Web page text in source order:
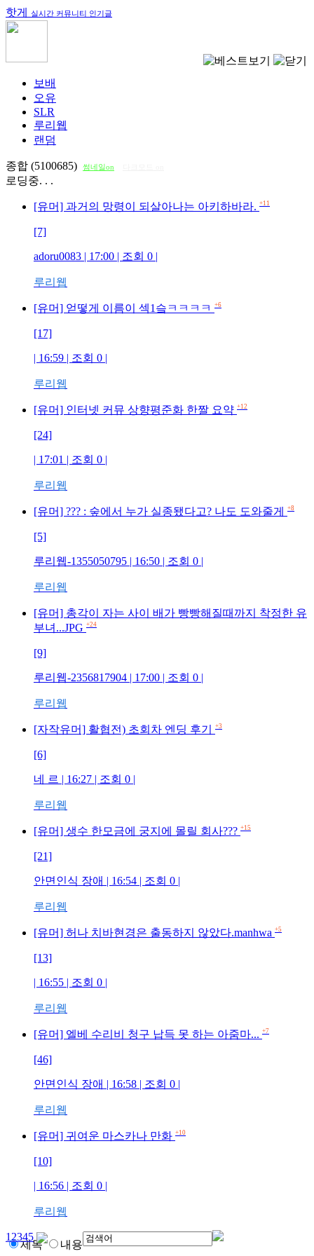
핫게 실시간 커뮤니티 인기글
보배
오유
SLR
루리웹
랜덤
종합 (5100685) 썸네일on
로딩중. . .
[유머] 과거의 망령이 되살아나는 아키하바라. +11
[7]
adoru0083 | 17:00 | 조회 0 |
루리웹
[유머] 얻떻게 이름이 섹1슼ㅋㅋㅋㅋ +6
[17]
| 16:59 | 조회 0 |
루리웹
[유머] 인터넷 커뮤 상향평준화 한짤 요약 +12
[24]
| 17:01 | 조회 0 |
루리웹
[유머] ??? : 숲에서 누가 실종됐다고? 나도 도와줄게 +8
[5]
루리웹-1355050795 | 16:50 | 조회 0 |
루리웹
[유머] 총각이 자는 사이 배가 빵빵해질때까지 착정한 유
부녀...JPG +24
[9]
루리웹-2356817904 | 17:00 | 조회 0 |
루리웹
[자작유머] 활협전) 초회차 엔딩 후기 +3
[6]
네 르 | 16:27 | 조회 0 |
루리웹
[유머] 생수 한모금에 궁지에 몰릴 회사??? +15
[21]
안면인식 장애 | 16:54 | 조회 0 |
루리웹
[유머] 허나 치바현경은 출동하지 않았다.manhwa +5
[13]
| 16:55 | 조회 0 |
루리웹
[유머] 엘베 수리비 청구 납득 못 하는 아줌마... +7
[46]
안면인식 장애 | 16:58 | 조회 0 |
루리웹
[유머] 귀여운 마스카나 만화 +10
[10]
| 16:56 | 조회 0 |
루리웹
12345
제목 내용